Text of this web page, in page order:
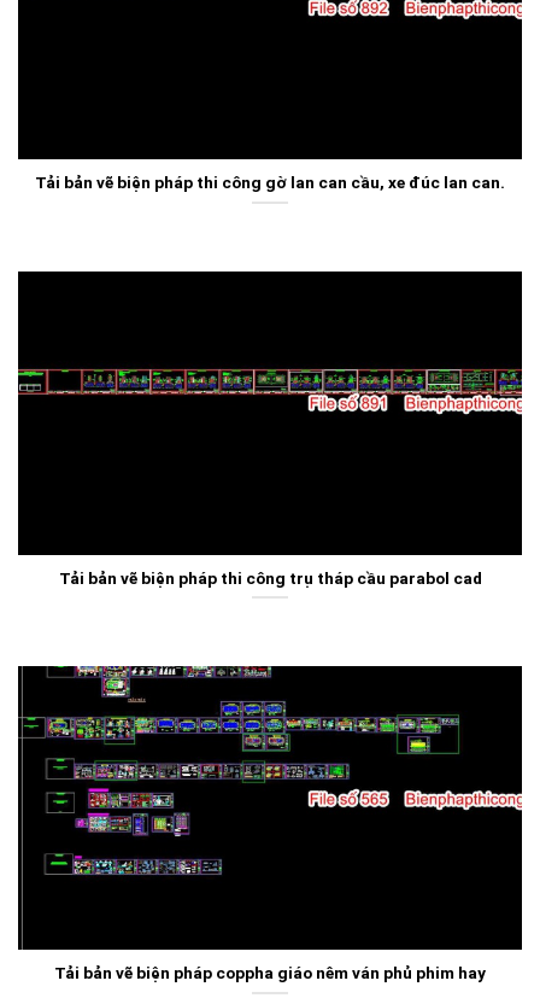
Tải bản vẽ biện pháp thi công gờ lan can cầu, xe đúc lan can.
Tải bản vẽ biện pháp thi công trụ tháp cầu parabol cad
Tải bản vẽ biện pháp coppha giáo nêm ván phủ phim hay